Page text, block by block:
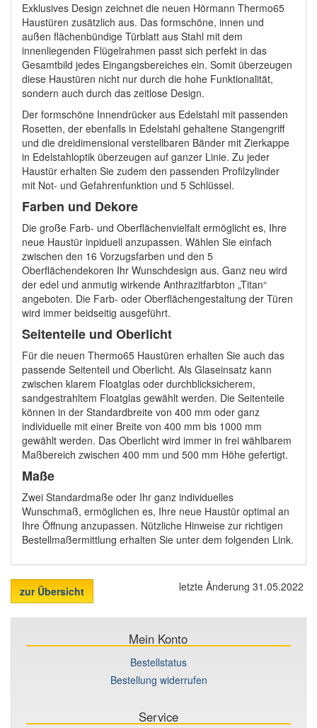
Exklusives Design zeichnet die neuen Hörmann Thermo65
Haustüren zusätzlich aus. Das formschöne, innen und
außen flächenbündige Türblatt aus Stahl mit dem
innenliegenden Flügelrahmen passt sich perfekt in das
Gesamtbild jedes Eingangsbereiches ein. Somit überzeugen
diese Haustüren nicht nur durch die hohe Funktionalität,
sondern auch durch das zeitlose Design.
Der formschöne Innendrücker aus Edelstahl mit passenden
Rosetten, der ebenfalls in Edelstahl gehaltene Stangengriff
und die dreidimensional verstellbaren Bänder mit Zierkappe
in Edelstahloptik überzeugen auf ganzer Linie. Zu jeder
Haustür erhalten Sie zudem den passenden Profilzylinder
mit Not- und Gefahrenfunktion und 5 Schlüssel.
Farben und Dekore
Die große Farb- und Oberflächenvielfalt ermöglicht es, Ihre
neue Haustür inpiduell anzupassen. Wählen Sie einfach
zwischen den 16 Vorzugsfarben und den 5
Oberflächendekoren Ihr Wunschdesign aus. Ganz neu wird
der edel und anmutig wirkende Anthrazitfarbton „Titan“
angeboten. Die Farb- oder Oberflächengestaltung der Türen
wird immer beidseitig ausgeführt.
Seitenteile und Oberlicht
Für die neuen Thermo65 Haustüren erhalten Sie auch das
passende Seitenteil und Oberlicht. Als Glaseinsatz kann
zwischen klarem Floatglas oder durchblicksicherem,
sandgestrahltem Floatglas gewählt werden. Die Seitenteile
können in der Standardbreite von 400 mm oder ganz
individuelle mit einer Breite von 400 mm bis 1000 mm
gewählt werden. Das Oberlicht wird immer in frei wählbarem
Maßbereich zwischen 400 mm und 500 mm Höhe gefertigt.
Maße
Zwei Standardmaße oder Ihr ganz individuelles
Wunschmaß, ermöglichen es, Ihre neue Haustür optimal an
Ihre Öffnung anzupassen. Nützliche Hinweise zur richtigen
Bestellmaßermittlung erhalten Sie unter dem folgenden Link.
zur Übersicht letzte Änderung 31.05.2022
Mein Konto
Bestellstatus
Bestellung widerrufen
Service